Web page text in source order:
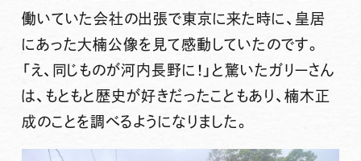
働いていた会社の出張で東京に来た時に、皇居
にあった大楠公像を見て感動していたのです。
「え、同じものが河内長野に！」と驚いたガリーさん
は、もともと歴史が好きだったこともあり、楠木正
成のことを調べるようになりました。